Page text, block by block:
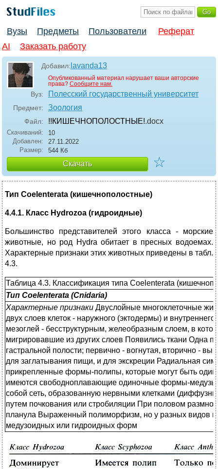
Вузы Предметы Пользователи
Реферат
AI
Заказать работу
Добавил: lavanda13
Опубликованный материал нарушает ваши авторские
права? Сообщите нам.
Вуз: Полесский государственный университет
Предмет: Зоология
Файл: !!КИШЕЧНОПОЛОСТНЫЕ!.docx
Скачиваний:
10
Добавлен:
27.11.2022
Размер:
544 Кб
Скачать ☆
Тип Coelenterata (кишечнополостные)
4.4.1. Класс Hydrozoa (гидроидные)
Большинство представителей этого класса - морские
животные, но род Hydra обитает в пресных водоемах.
Характерные признаки этих животных приведены в табл.
4.3.
Таблица 4.3. Классификация типа Coelenterata
Тип Coelenterata (Cnidaria)
Характерные признаки Двуслойные многоклеточные
двух слоев клеток - наружного (эктодермы) и
мезоглей - бесструктурным, желеобразным слоем, в
мигрировавшие из других слоев Появились ткани Одна
гастральной полости; первично - вогнутая, вторично -
для заглатывания пищи, и для экскреции Радиальная
прикрепленные формы-полипы, которые могут быть
имеются свободноплавающие одиночные формы-медузы
собой сеть, образованную нервными клетками
путем почкования или стробиляции При половом
планула Выраженный полиморфизм, но у разных видов
медузоидных или гидроидных форм